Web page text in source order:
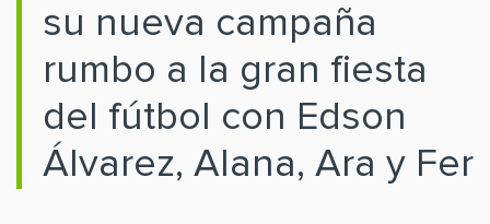
su nueva campaña
rumbo a la gran fiesta
del fútbol con Edson
Álvarez, Alana, Ara y Fer